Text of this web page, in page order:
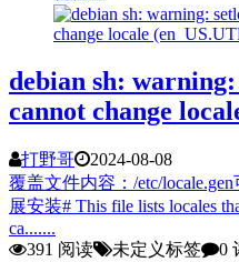
debian sh:
cannot change
打野哥
2024-08-08
覆盖文件内容：/etc/
展安装# This file lists locales
ca.......
391 阅读
未定义标签 0